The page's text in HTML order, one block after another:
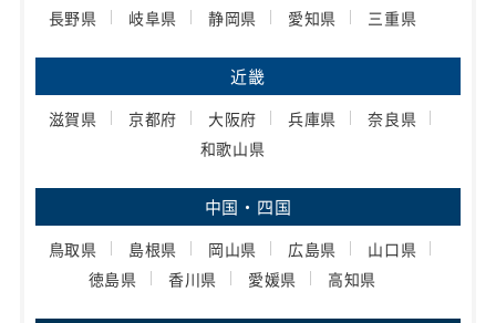
長野県
岐阜県 静岡県 愛知県 三重県
近畿
滋賀県 京都府 大阪府 兵庫県
奈良県
和歌山県
中国・四国
鳥取県 島根県 岡山県 広島県
山口県
徳島県
香川県 愛媛県 高知県